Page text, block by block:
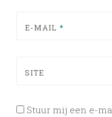
E-MAIL *
SITE
Stuur mij een e-